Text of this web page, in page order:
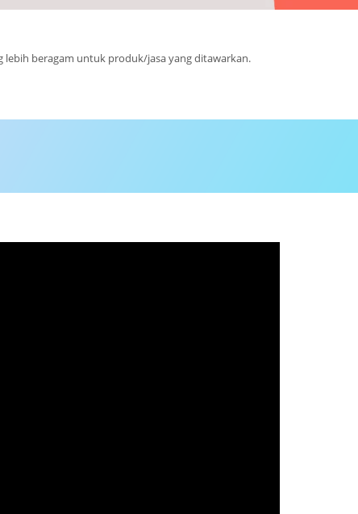
lebih beragam untuk produk/jasa yang ditawarkan.